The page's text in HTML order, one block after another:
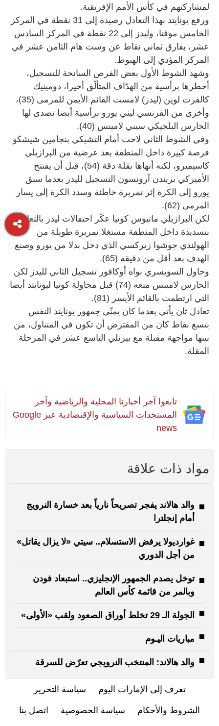
لمشاركتهم في كأس الأمم الإفريقية.
ورفع يونايتد بهذا التعادل رصيده إلى 31 نقطة في المركز
الخامس موقتا، وليدز إلى 22 نقطة في المركز السادس
عشر، بفارق ثماني نقاط عن وست هام الثامن عشر في
المركز المؤدي إلى الهبوط.
وشهد الشوط الأول بعض الفرص السانحة للتسجيل،
أخطرها برأسية من الهدّاف المتألّق أخيرا، دومينيك
كالفرت لوين (ليدز) لامست القائم الأيمن للمرمى (35)،
وأخرى من الفرنسي ليني يورو برأسية أيضا تصدى لها
الحارس البلجيكي سيني لامينس (40).
وفي الشوط الثاني لاحت أمام التشيكي بنجامين شيشكو
فرصة كبيرة داخل المنطقة بعد عرضية من البرازيلي
كاسيميرو، لكنه أنهاها بقلة دقة (54)، قبل أن يفتتح
الأميركي بريندن آرونسون التسجيل لليدز بعدما سبق
يورو إلى الكرة إثر تمريرة خاطئة وسدد الكرة إلى يسار
المرمى (62).
لكن البرازيلي ماتيوس كونيا عكّر احتفالات ليدز بالتعادل
بتسديدة داخل المنطقة مستغلا تمريرة طويلة من
الهولندي جوشوا زيركسي الذي دخل بدلا من يورو وصنع
الهدف بعد أقل من دقيقة (65).
وحاول السويسري نواه أوكافور تسجيل الثاني لليدز لكن
الحارس لامينس منعه (74) قبل محاولة كونيا ليونايتد أيضا
التي ارتطمت بالقائم الأيسر (81).
تعادل ثان يأتي بعدما كان يمنّي جمهور يونايتد النفس
بتسع نقاط كان من المفترض أن تكون في المتناول، من
بينها مواجهة مقبلة مع بيرنلي التاسع عشر في المرحلة
المقلة.
تابعوا آخر أخبارنا المحلية والرياضية وآخر
المستجدات السياسية والإقتصادية عبر Google
news
مواد ذات علاقة
والد هالاند يفجر تصريحاً نارياً بعد خسارة النرويج
أمام إنجلترا
غوارديولا يرفض الاستسلام.. سيتي «لا يزال يقاتل»
من أجل الدوري
توخل يصدم الجمهور الإنجليزي.. استبعاد فودن
وبالمر من قائمة كأس العالم
الجولة الـ 29 تخلط أوراق الصعود ولقب «الأولى»
مباريات اليـوم
والد هالاند: المنتخب النرويجي تعرّض للسرقة
تعرف إلى الإمارات اليوم سياسة التحرير
الشروط والأحكام سياسة الخصوصية اتصل بنا